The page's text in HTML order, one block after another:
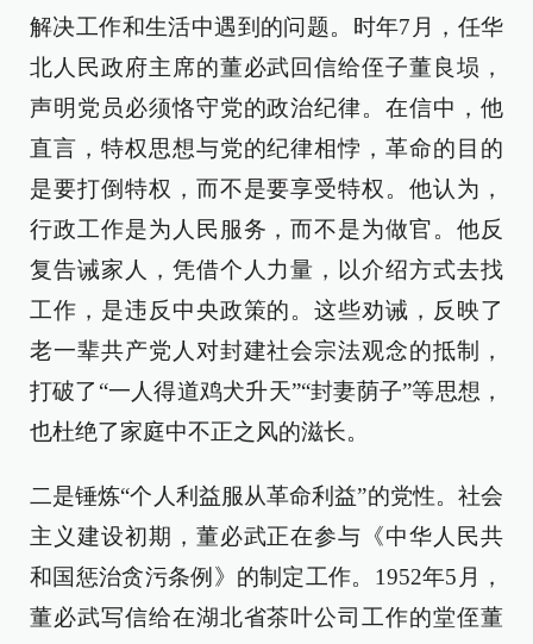
解决工作和生活中遇到的问题。时年7月，任华
北人民政府主席的董必武回信给侄子董良埙，
声明党员必须恪守党的政治纪律。在信中，他
直言，特权思想与党的纪律相悖，革命的目的
是要打倒特权，而不是要享受特权。他认为，
行政工作是为人民服务，而不是为做官。他反
复告诫家人，凭借个人力量，以介绍方式去找
工作，是违反中央政策的。这些劝诫，反映了
老一辈共产党人对封建社会宗法观念的抵制，
打破了“一人得道鸡犬升天”“封妻荫子”等思想，
也杜绝了家庭中不正之风的滋长。
二是锤炼“个人利益服从革命利益”的党性。社会
主义建设初期，董必武正在参与《中华人民共
和国惩治贪污条例》的制定工作。1952年5月，
董必武写信给在湖北省茶叶公司工作的堂侄董